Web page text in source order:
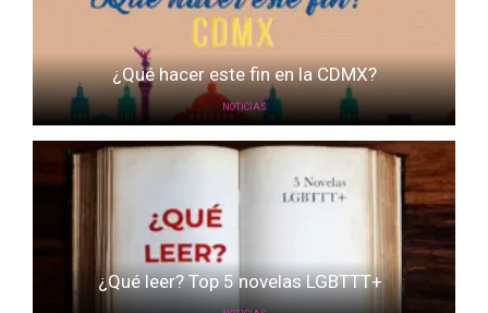
¿Qué hacer este fin en la CDMX?
NOTICIAS
¿Qué leer? Top 5 novelas LGBTTT+